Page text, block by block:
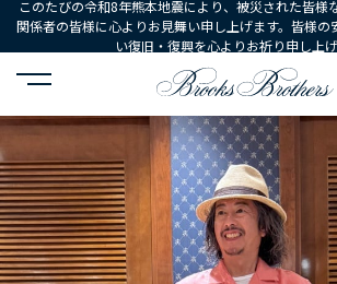
このたびの令和8年熊本地震により、被災された皆様
関係者の皆様に心よりお見舞い申し上げます。皆様の
い復旧・復興を心よりお祈り申し上げ
HOME コーディネート コーディネート詳細